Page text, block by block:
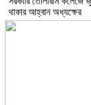
থাকার আহ্বান অধ্যক্ষের